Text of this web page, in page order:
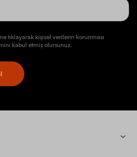
tıklayarak kişisel verilerin korunması
kabul etmiş olursunuz.